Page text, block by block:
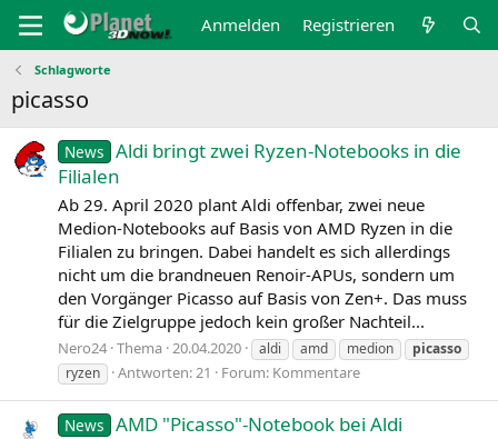
Anmelden Registrieren
Schlagworte
picasso
News Aldi bringt zwei Ryzen-Notebooks in die
Filialen
Ab 29. April 2020 plant Aldi offenbar, zwei neue
Medion-Notebooks auf Basis von AMD Ryzen in die
Filialen zu bringen. Dabei handelt es sich allerdings
nicht um die brandneuen Renoir-APUs, sondern um
den Vorgänger Picasso auf Basis von Zen+. Das muss
für die Zielgruppe jedoch kein großer Nachteil...
Nero24 Thema 20.04.2020 aldi amd medion
picasso
ryzen
Antworten: 21 Forum: Kommentare
News AMD "Picasso"-Notebook bei Aldi